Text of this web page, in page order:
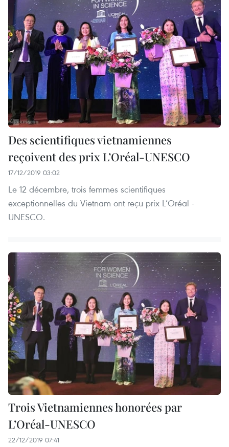
Des scientifiques vietnamiennes
reçoivent des prix L’Oréal-UNESCO
17/12/2019 03:02
Le 12 décembre, trois femmes scientifiques
exceptionnelles du Vietnam ont reçu prix L’Oréal -
UNESCO.
Trois Vietnamiennes honorées par
L’Oréal-UNESCO
22/12/2019 07:41